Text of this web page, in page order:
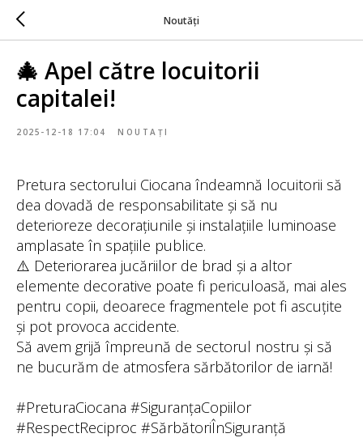
Noutăți
🎄 Apel către locuitorii
capitalei!
2025-12-18 17:04 NOUTAȚI
Pretura sectorului Ciocana îndeamnă locuitorii să
dea dovadă de responsabilitate și să nu
deterioreze decorațiunile și instalațiile luminoase
amplasate în spațiile publice.
⚠️ Deteriorarea jucăriilor de brad și a altor
elemente decorative poate fi periculoasă, mai ales
pentru copii, deoarece fragmentele pot fi ascuțite
și pot provoca accidente.
Să avem grijă împreună de sectorul nostru și să
ne bucurăm de atmosfera sărbătorilor de iarnă!
#PreturaCiocana #SiguranțaCopiilor
#RespectReciproc #SărbătoriÎnSiguranță